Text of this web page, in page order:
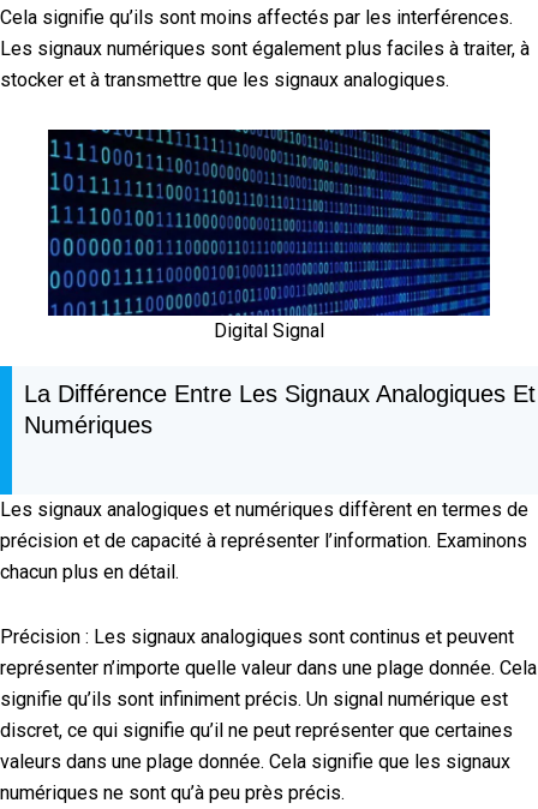
Cela signifie qu’ils sont moins affectés par les interférences.
Les signaux numériques sont également plus faciles à traiter, à
stocker et à transmettre que les signaux analogiques.
Digital Signal
La Différence Entre Les Signaux Analogiques Et
Numériques
Les signaux analogiques et numériques diffèrent en termes de
précision et de capacité à représenter l’information. Examinons
chacun plus en détail.
Précision : Les signaux analogiques sont continus et peuvent
représenter n’importe quelle valeur dans une plage donnée. Cela
signifie qu’ils sont infiniment précis. Un signal numérique est
discret, ce qui signifie qu’il ne peut représenter que certaines
valeurs dans une plage donnée. Cela signifie que les signaux
numériques ne sont qu’à peu près précis.